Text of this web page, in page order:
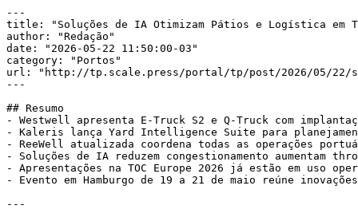
---
title: "Soluções de IA Otimizam Pátios e Logística em
author: "Redação"
date: "2026-05-22 11:50:00-03"
category: "Portos"
url: "http://tp.scale.press/portal/tp/post/2026/05/22/
---
## Resumo
- Westwell apresenta E-Truck S2 e Q-Truck com
- Kaleris lança Yard Intelligence Suite para
- ReeWell atualizada coordena todas as operações
- Soluções de IA reduzem congestionamento aumentam
- Apresentações na TOC Europe 2026 já estão em uso
- Evento em Hamburgo de 19 a 21 de maio reúne
---